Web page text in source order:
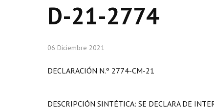
D-21-2774
06 Diciembre 2021
DECLARACIÓN N.º 2774-CM-21
DESCRIPCIÓN SINTÉTICA: SE DECLARA DE